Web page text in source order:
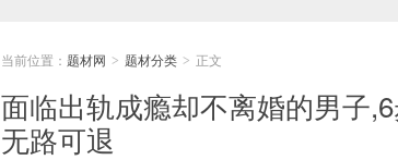
当前位置： 题材网 > 题材分类 > 正文
面临出轨成瘾却不离婚的男子
无路可退